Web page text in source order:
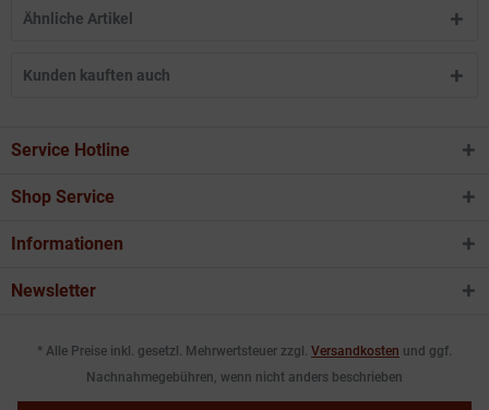
Ähnliche Artikel
Kunden kauften auch
Service Hotline
Shop Service
Informationen
Newsletter
* Alle Preise inkl. gesetzl. Mehrwertsteuer zzgl. Versandkosten und ggf.
Nachnahmegebühren, wenn nicht anders beschrieben